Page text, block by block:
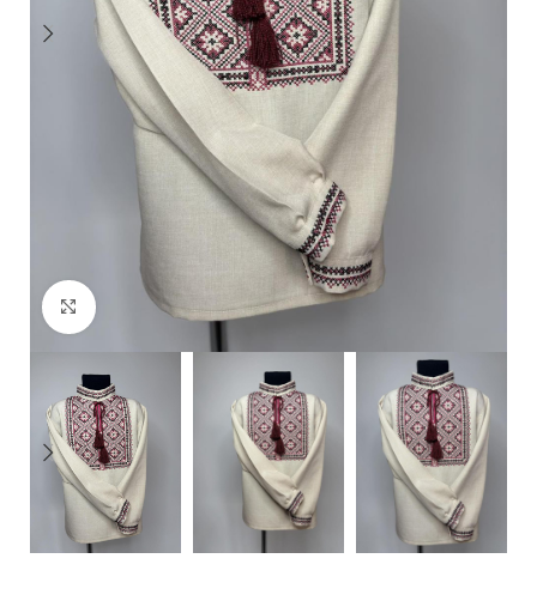
Click to enlarge